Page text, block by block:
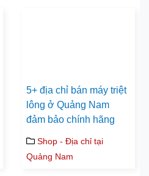
5+ địa chỉ bán máy triệt
lông ở Quảng Nam
đảm bảo chính hãng
Shop - Địa chỉ tại
Quảng Nam